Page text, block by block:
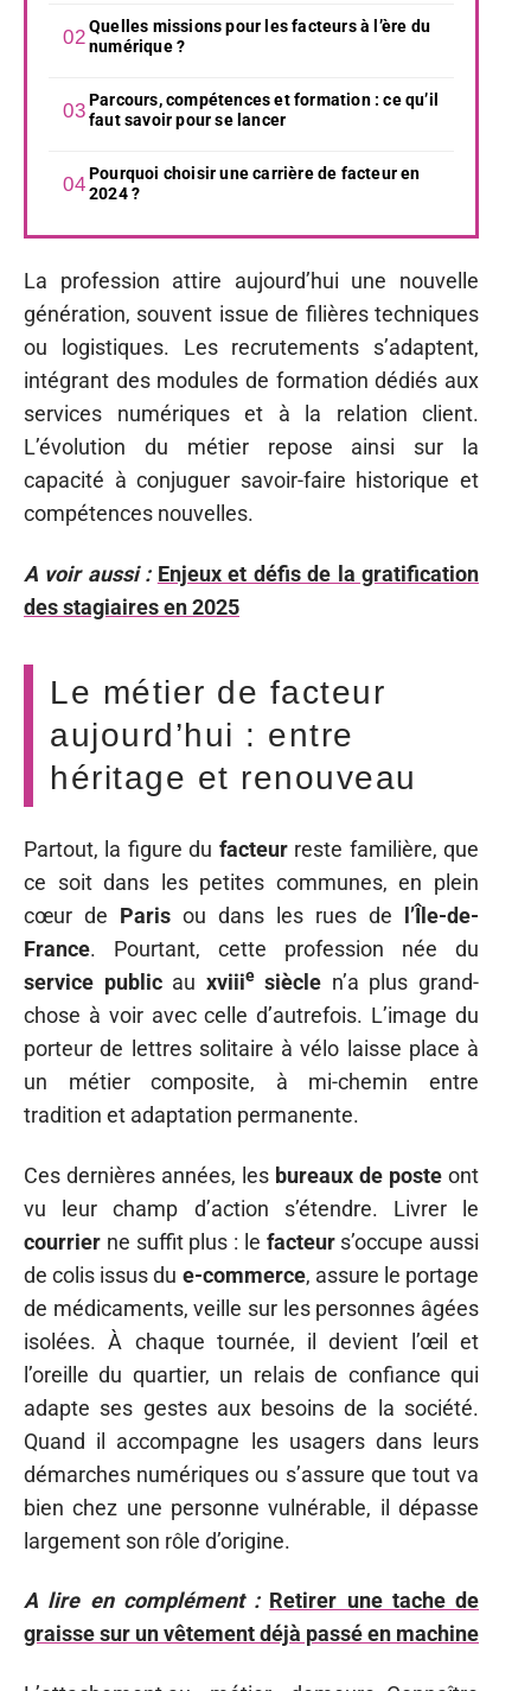
Quelles missions pour les facteurs à l’ère du
numérique ?
Parcours, compétences et formation : ce qu’il
faut savoir pour se lancer
Pourquoi choisir une carrière de facteur en
2024 ?
La profession attire aujourd’hui une nouvelle
génération, souvent issue de filières techniques
ou logistiques. Les recrutements s’adaptent,
intégrant des modules de formation dédiés aux
services numériques et à la relation client.
L’évolution du métier repose ainsi sur la
capacité à conjuguer savoir-faire historique et
compétences nouvelles.
A voir aussi : Enjeux et défis de la gratification
des stagiaires en 2025
Le métier de facteur
aujourd’hui : entre
héritage et renouveau
Partout, la figure du facteurreste familière, que
ce soit dans les petites communes, en plein
cœur de Paris ou dans les rues de
l’Île-de-
France. Pourtant, cette profession née du
service publicau xviiiesiècle n’a plus grand-
chose à voir avec celle d’autrefois. L’image du
porteur de lettres solitaire à vélo laisse place à
un métier composite, à mi-chemin entre
tradition et adaptation permanente.
Ces dernières années, les bureaux de poste ont
vu leur champ d’action s’étendre. Livrer le
courrier ne suffit plus : le facteurs’occupe aussi
de colis issus du e-commerce, assure le portage
de médicaments, veille sur les personnes âgées
isolées. À chaque tournée, il devient l’œil et
l’oreille du quartier, un relais de confiance qui
adapte ses gestes aux besoins de la société.
Quand il accompagne les usagers dans leurs
démarches numériques ou s’assure que tout va
bien chez une personne vulnérable, il dépasse
largement son rôle d’origine.
A lire en complément : Retirer une tache de
graisse sur un vêtement déjà passé en machine